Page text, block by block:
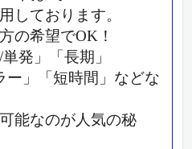
しております。
の希望でOK！
発」「長期」
ー」「短時間」などな
能なのが人気の秘